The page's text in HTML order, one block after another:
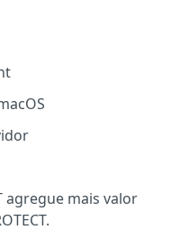
agregue mais valor